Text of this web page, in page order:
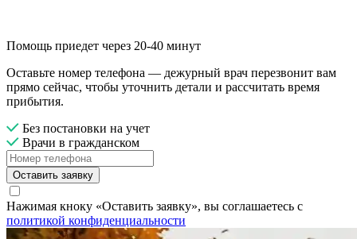
Помощь приедет через 20-40 минут
Оставьте номер телефона — дежурный врач перезвонит вам
прямо сейчас, чтобы уточнить детали и рассчитать время
прибытия.
Без постановки на учет
Врачи в гражданском
Оставить заявку
Нажимая кноку «Оставить заявку», вы соглашаетесь с
политикой конфиденциальности